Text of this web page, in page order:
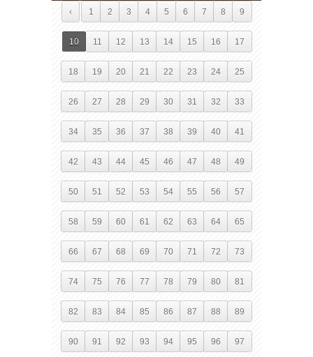
‹ 1 2 3 4 5 6 7 8 9
10 11 12 13 14 15 16 17
18 19 20 21 22 23 24 25
26 27 28 29 30 31 32 33
34 35 36 37 38 39 40 41
42 43 44 45 46 47 48 49
50 51 52 53 54 55 56 57
58 59 60 61 62 63 64 65
66 67 68 69 70 71 72 73
74 75 76 77 78 79 80 81
82 83 84 85 86 87 88 89
90 91 92 93 94 95 96 97